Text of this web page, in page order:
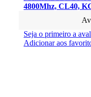
4800Mhz, CL40,
Seja o primeiro a
Adicionar aos